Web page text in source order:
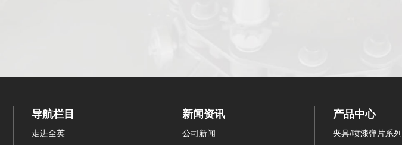
导航栏目
走进全英
新闻资讯
公司新闻
产品中心
夹具/喷漆弹片系列